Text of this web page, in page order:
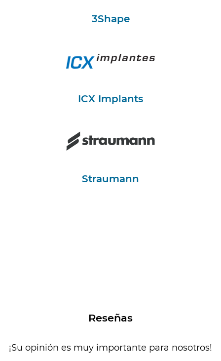
3Shape
ICX Implants
Straumann
Reseñas
¡Su opinión es muy importante para nosotros!